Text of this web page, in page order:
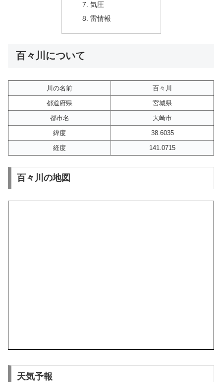
気圧
雷情報
百々川について
川の名前
百々川
都道府県
宮城県
都市名
大崎市
緯度
38.6035
経度
141.0715
百々川の地図
天気予報